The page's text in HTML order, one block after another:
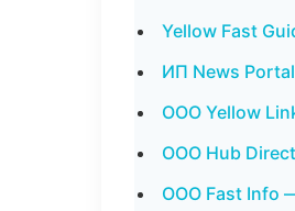
Yellow Fast
ИП News
ООО Yellow
ООО Hub
ООО Fast Info